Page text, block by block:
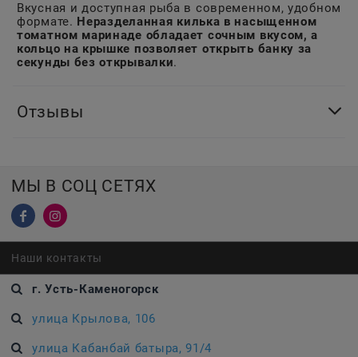
Вкусная и доступная рыба в современном, удобном
формате. Неразделанная килька в насыщенном
томатном маринаде обладает сочным вкусом, а
кольцо на крышке позволяет открыть банку за
секунды без открывалки.
Отзывы
МЫ В СОЦ СЕТЯХ
Наши контакты
г. Усть-Каменогорск
улица Крылова, 106
улица Кабанбай батыра, 91/4